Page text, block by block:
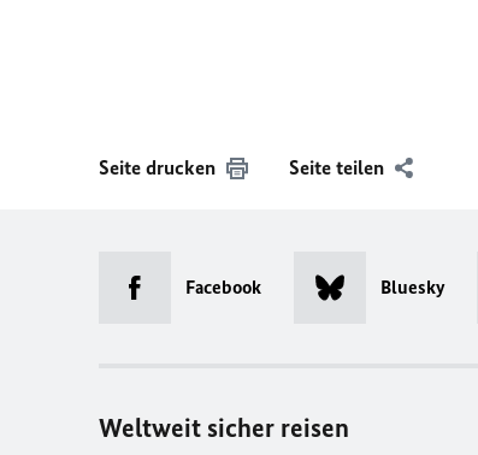
Seite drucken Seite teilen
Facebook Bluesky
Weltweit sicher reisen